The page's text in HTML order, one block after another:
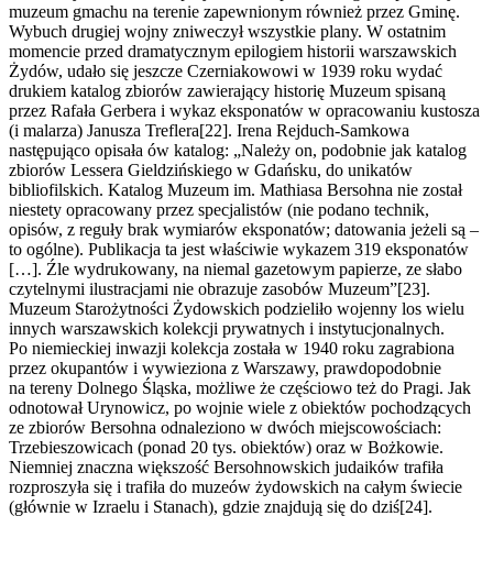
muzeum gmachu na terenie zapewnionym również przez Gminę.
Wybuch drugiej wojny zniweczył wszystkie plany. W ostatnim
momencie przed dramatycznym epilogiem historii warszawskich
Żydów, udało się jeszcze Czerniakowowi w 1939 roku wydać
drukiem katalog zbiorów zawierający historię Muzeum spisaną
przez Rafała Gerbera i wykaz eksponatów w opracowaniu kustosza
(i malarza) Janusza Treflera[22]. Irena Rejduch-Samkowa
następująco opisała ów katalog: „Należy on, podobnie jak katalog
zbiorów Lessera Gieldzińskiego w Gdańsku, do unikatów
bibliofilskich. Katalog Muzeum im. Mathiasa Bersohna nie został
niestety opracowany przez specjalistów (nie podano technik,
opisów, z reguły brak wymiarów eksponatów; datowania jeżeli są –
to ogólne). Publikacja ta jest właściwie wykazem 319 eksponatów
[…]. Źle wydrukowany, na niemal gazetowym papierze, ze słabo
czytelnymi ilustracjami nie obrazuje zasobów Muzeum”[23].
Muzeum Starożytności Żydowskich podzieliło wojenny los wielu
innych warszawskich kolekcji prywatnych i instytucjonalnych.
Po niemieckiej inwazji kolekcja została w 1940 roku zagrabiona
przez okupantów i wywieziona z Warszawy, prawdopodobnie
na tereny Dolnego Śląska, możliwe że częściowo też do Pragi. Jak
odnotował Urynowicz, po wojnie wiele z obiektów pochodzących
ze zbiorów Bersohna odnaleziono w dwóch miejscowościach:
Trzebieszowicach (ponad 20 tys. obiektów) oraz w Bożkowie.
Niemniej znaczna większość Bersohnowskich judaików trafiła
rozproszyła się i trafiła do muzeów żydowskich na całym świecie
(głównie w Izraelu i Stanach), gdzie znajdują się do dziś[24].